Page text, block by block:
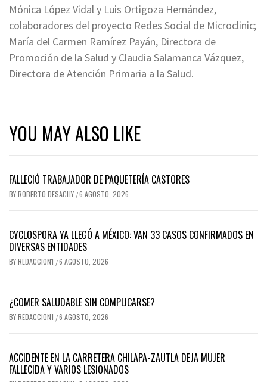
Mónica López Vidal y Luis Ortigoza Hernández,
colaboradores del proyecto Redes Social de Microclinic;
María del Carmen Ramírez Payán, Directora de
Promoción de la Salud y Claudia Salamanca Vázquez,
Directora de Atención Primaria a la Salud.
YOU MAY ALSO LIKE
FALLECIÓ TRABAJADOR DE PAQUETERÍA CASTORES
BYROBERTO DESACHY /6 AGOSTO, 2026
CYCLOSPORA YA LLEGÓ A MÉXICO: VAN 33 CASOS CONFIRMADOS EN
DIVERSAS ENTIDADES
BYREDACCION1 /6 AGOSTO, 2026
¿COMER SALUDABLE SIN COMPLICARSE?
BYREDACCION1 /6 AGOSTO, 2026
ACCIDENTE EN LA CARRETERA CHILAPA-ZAUTLA DEJA MUJER
FALLECIDA Y VARIOS LESIONADOS